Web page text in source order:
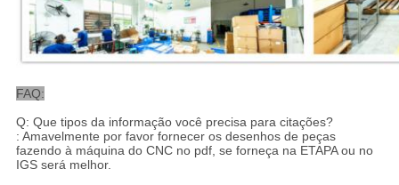
FAQ:
Q: Que tipos da informação você precisa para citações?
: Amavelmente por favor fornecer os desenhos de peças
fazendo à máquina do CNC no pdf, se forneça na ETAPA ou no
IGS será melhor.